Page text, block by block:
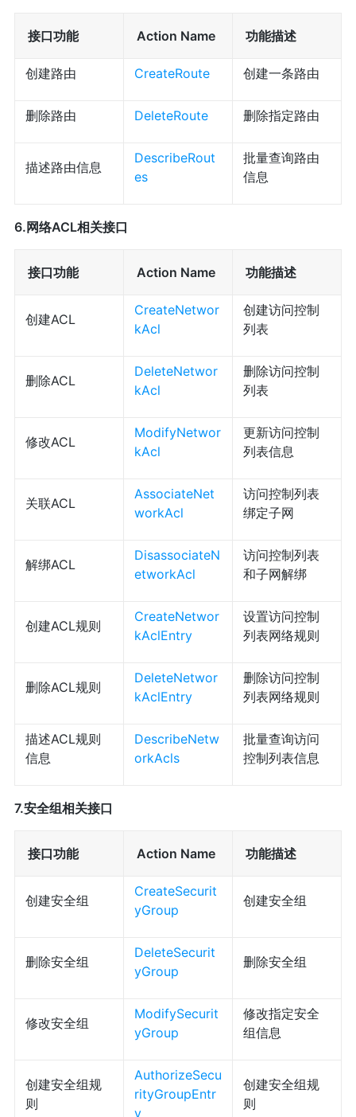
接口功能 Action Name 功能描述
创建路由 CreateRoute 创建一条路由
删除路由 DeleteRoute 删除指定路由
描述路由信息
DescribeRout
es
批量查询路由
信息
6.网络ACL相关接口
接口功能 Action Name 功能描述
创建ACL
CreateNetwor
kAcl
创建访问控制
列表
删除ACL
DeleteNetwor
kAcl
删除访问控制
列表
修改ACL
ModifyNetwor
kAcl
更新访问控制
列表信息
关联ACL
AssociateNet
workAcl
访问控制列表
绑定子网
解绑ACL
DisassociateN
etworkAcl
访问控制列表
和子网解绑
创建ACL规则
CreateNetwor
kAclEntry
设置访问控制
列表网络规则
删除ACL规则
DeleteNetwor
kAclEntry
删除访问控制
列表网络规则
描述ACL规则
信息
DescribeNetw
orkAcls
批量查询访问
控制列表信息
7.安全组相关接口
接口功能 Action Name 功能描述
创建安全组
CreateSecurit
yGroup
创建安全组
删除安全组
DeleteSecurit
yGroup
删除安全组
修改安全组
ModifySecurit
yGroup
修改指定安全
组信息
创建安全组规
则
AuthorizeSecu
rityGroupEntr
y
创建安全组规
则